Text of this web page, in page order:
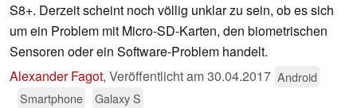
S8+. Derzeit scheint noch völlig unklar zu sein, ob es sich
um ein Problem mit Micro-SD-Karten, den biometrischen
Sensoren oder ein Software-Problem handelt.
Alexander Fagot, Veröffentlicht am30.04.2017 Android
Smartphone
Galaxy S